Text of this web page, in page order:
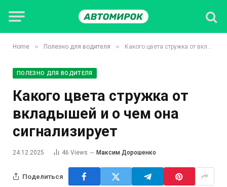
Home » Полезно для водителя » Какого цвета стружка от вкладышей и о чем она сигнализирует
ПОЛЕЗНО ДЛЯ ВОДИТЕЛЯ
Какого цвета стружка от
вкладышей и о чем она
сигнализирует
24.12.2025 46 Views Максим Дорошенко
Поделиться